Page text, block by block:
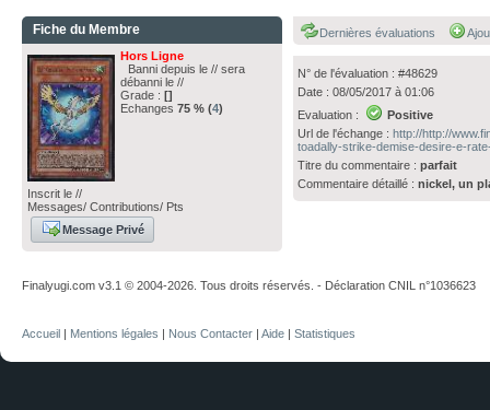
Fiche du Membre
Hors Ligne
Banni depuis le // sera
débanni le //
Grade : []
Echanges 75 % (4)
Inscrit le //
Messages/ Contributions/ Pts
Message Privé
Dernières évaluations
N° de l'évaluation : #48629
Date : 08/05/2017 à 01:06
Evaluation :
Positive
Url de l'échange :http://http://
toadally-strike-demise-desire-e-
Titre du commentaire :parfait
Commentaire détaillé :nickel, un
Finalyugi.com v3.1 © 2004-2026. Tous droits réservés. - Déclaration CNIL n°1036623
Accueil Mentions légales Nous Contacter Aide Statistiques